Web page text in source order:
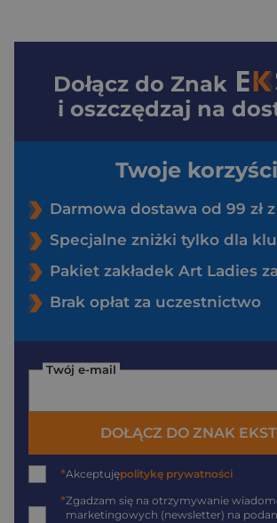
Dołącz do Znak
i oszczędzaj na
Twoje
Darmowa dostawa od 99 zł z
Specjalne zniżki tylko dla
Pakiet zakładek Art Ladies za
Brak opłat za uczestnictwo
Twój e-mail
DOŁĄCZ DO ZNAK
*Akceptujępolitykę prywatności
*Zgadzam się na otrzymywanie
marketingowych (newsletter) na